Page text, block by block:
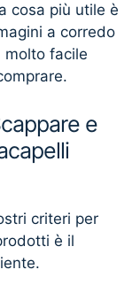
cosa più utile è
a corredo
molto facile
e
criteri per
è il